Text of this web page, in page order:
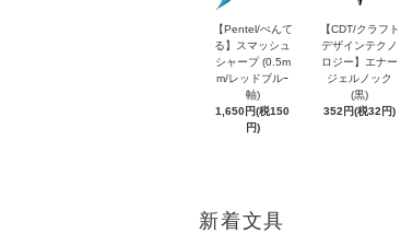
【Pentel/ぺんて
る】スマッシュ
シャープ (0.5m
m/レッドブルｰ
軸)
1,650円(税150
円)
【CDT/クラフト
デザインテクノ
ロジー】エナー
ジェルノック
(黒)
352円(税32円)
新着文具